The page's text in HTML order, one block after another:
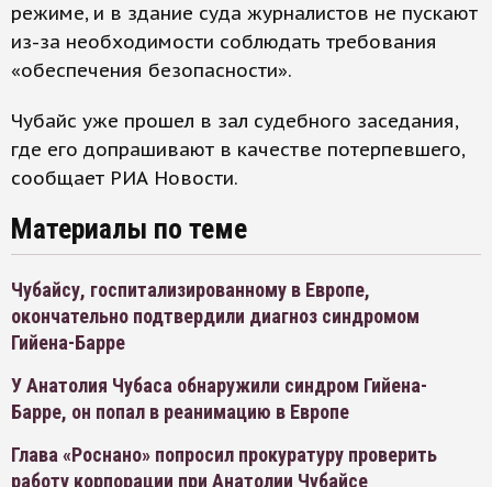
режиме, и в здание суда журналистов не пускают
из-за необходимости соблюдать требования
«обеспечения безопасности».
Чубайс уже прошел в зал судебного заседания,
где его допрашивают в качестве потерпевшего,
сообщает РИА Новости.
Материалы по теме
Чубайсу, госпитализированному в Европе,
окончательно подтвердили диагноз синдромом
Гийена-Барре
У Анатолия Чубаса обнаружили синдром Гийена-
Барре, он попал в реанимацию в Европе
Глава «Роснано» попросил прокуратуру проверить
работу корпорации при Анатолии Чубайсе